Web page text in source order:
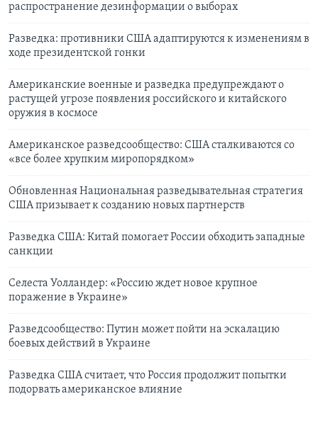
распространение дезинформации о выборах
Разведка: противники США адаптируются к изменениям в
ходе президентской гонки
Американские военные и разведка предупреждают о
растущей угрозе появления российского и китайского
оружия в космосе
Американское разведсообщество: США сталкиваются со
«все более хрупким миропорядком»
Обновленная Национальная разведывательная стратегия
США призывает к созданию новых партнерств
Разведка США: Китай помогает России обходить западные
санкции
Селеста Уолландер: «Россию ждет новое крупное
поражение в Украине»
Разведсообщество: Путин может пойти на эскалацию
боевых действий в Украине
Разведка США считает, что Россия продолжит попытки
подорвать американское влияние